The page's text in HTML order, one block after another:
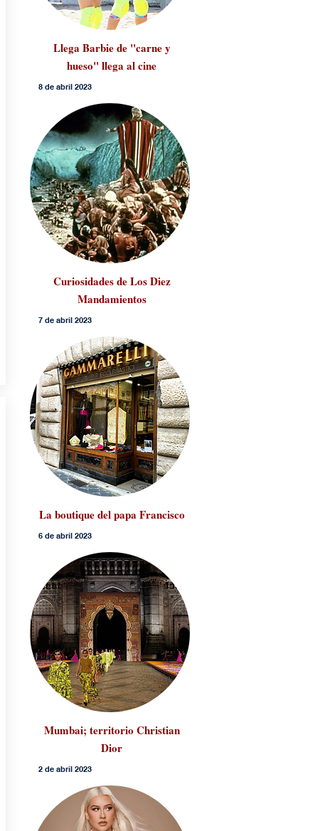
Llega Barbie de "carne y
hueso" llega al cine
8 de abril 2023
Curiosidades de Los Diez
Mandamientos
7 de abril 2023
La boutique del papa Francisco
6 de abril 2023
Mumbai; territorio Christian
Dior
2 de abril 2023